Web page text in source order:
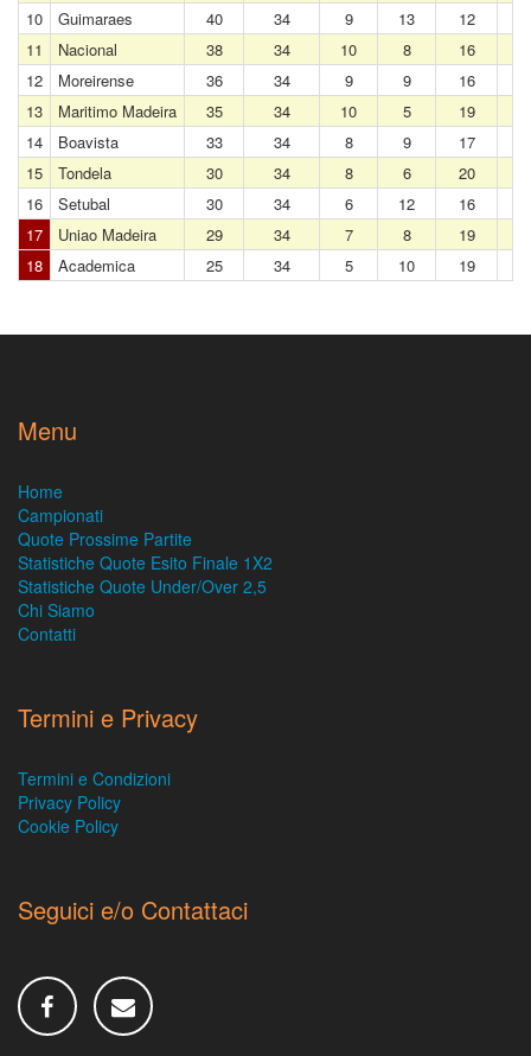
10
Guimaraes 40 34 9 13 12
11
Nacional 38 34 10 8 16
12
Moreirense 36 34 9 9 16
13
Maritimo Madeira 35 34 10 5 19
14
Boavista 33 34 8 9 17
15
Tondela 30 34 8 6 20
16
Setubal 30 34 6 12 16
17
Uniao Madeira 29 34 7 8 19
18
Academica 25 34 5 10 19
Menu
Home
Campionati
Quote Prossime Partite
Statistiche Quote Esito Finale 1X2
Statistiche Quote Under/Over 2,5
Chi Siamo
Contatti
Termini e Privacy
Termini e Condizioni
Privacy Policy
Cookie Policy
Seguici e/o Contattaci